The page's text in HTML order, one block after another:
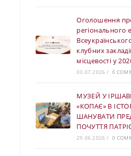
Оголошення
регіонального
клубних
місцевості у
03.07.2026 / 0
МУЗЕЙ У
«КОПАЄ» В
ШАНУВАТИ
ПОЧУТТЯ
29.06.2026 / 0